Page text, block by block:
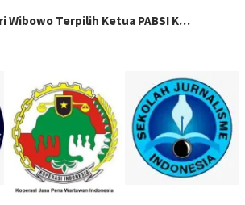
Wibowo Terpilih Ketua PABSI K…